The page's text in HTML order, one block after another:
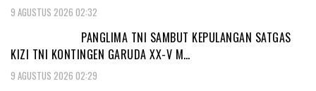
9 AGUSTUS 2026 02:32
PANGLIMA TNI SAMBUT KEPULANGAN SATGAS
KIZI TNI KONTINGEN GARUDA XX-V M…
9 AGUSTUS 2026 02:29